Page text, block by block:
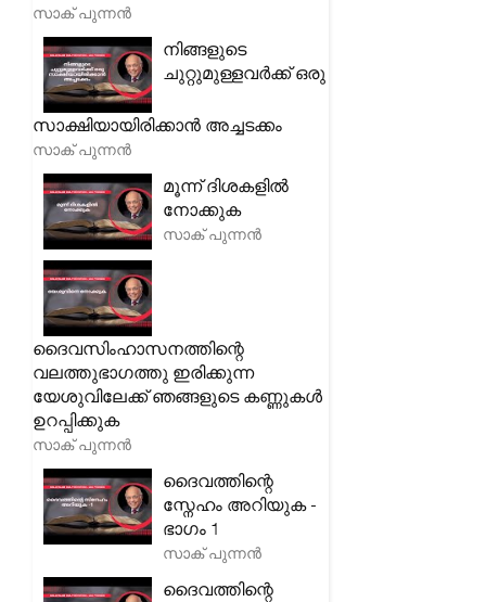
സാക് പുന്നൻ
നിങ്ങളുടെ
ചുറ്റുമുള്ളവർക്ക് ഒരു
സാക്ഷിയായിരിക്കാൻ അച്ചടക്കം
സാക് പുന്നൻ
മൂന്ന് ദിശകളിൽ
നോക്കുക
സാക് പുന്നൻ
ദൈവസിംഹാസനത്തിന്റെ
വലത്തുഭാഗത്തു ഇരിക്കുന്ന
യേശുവിലേക്ക് ഞങ്ങളുടെ കണ്ണുകൾ
ഉറപ്പിക്കുക
സാക് പുന്നൻ
ദൈവത്തിന്റെ
സ്നേഹം അറിയുക -
ഭാഗം 1
സാക് പുന്നൻ
ദൈവത്തിന്റെ